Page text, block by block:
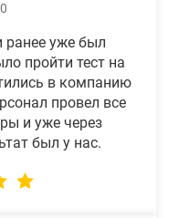
ранее уже был
пройти тест на
в компанию
провел все
и уже через
был у нас.